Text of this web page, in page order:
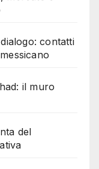
contatti
il muro
del